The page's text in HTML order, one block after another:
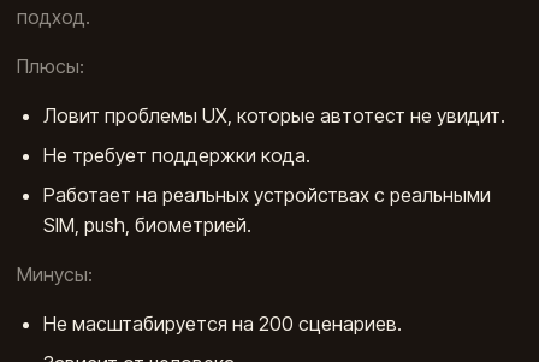
подход.
Плюсы:
Ловит проблемы UX, которые автотест не увидит.
Не требует поддержки кода.
Работает на реальных устройствах с реальными
SIM, push, биометрией.
Минусы:
Не масштабируется на 200 сценариев.